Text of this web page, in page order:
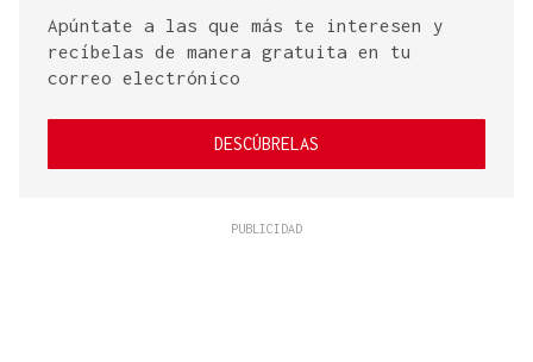
Apúntate a las que más te interesen y
recíbelas de manera gratuita en tu
correo electrónico
DESCÚBRELAS